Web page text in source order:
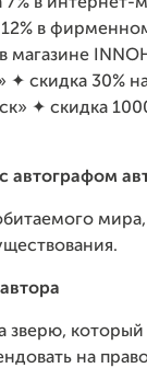
в
магазине
✦ скидка 30%
✦ скидка
автографом
зверю,
на